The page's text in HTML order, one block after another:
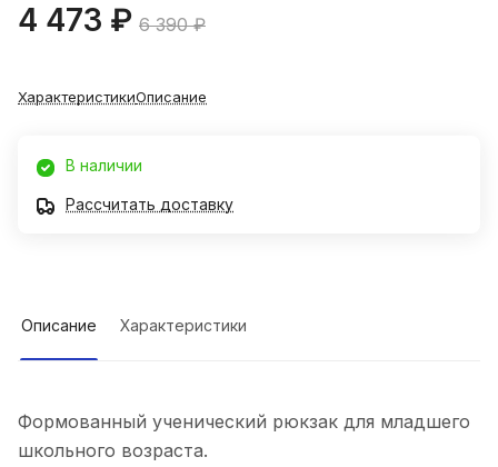
4 473 ₽ 6 390 ₽
ХарактеристикиОписание
В наличии
Рассчитать доставку
Описание Характеристики
Формованный ученический рюкзак для младшего
школьного возраста.